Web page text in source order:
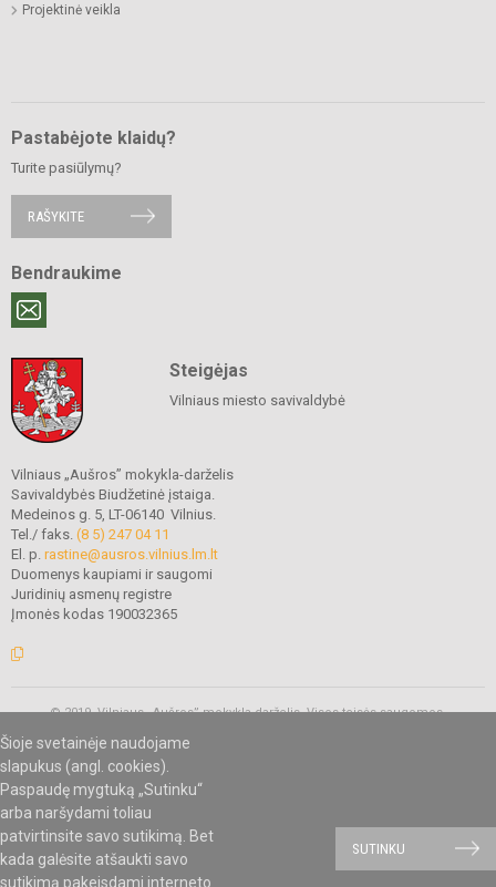
Šioje svetainėje naudojame
slapukus (angl. cookies).
Paspaudę mygtuką „Sutinku“
arba naršydami toliau
patvirtinsite savo sutikimą. Bet
kada galėsite atšaukti savo
sutikimą pakeisdami interneto
SUTINKU
Projektinė veikla
Pastabėjote klaidų?
Turite pasiūlymų?
RAŠYKITE
Bendraukime
Steigėjas
Vilniaus miesto savivaldybė
Vilniaus „Aušros” mokykla-darželis
Savivaldybės Biudžetinė įstaiga.
Medeinos g. 5, LT-06140 Vilnius.
Tel./ faks. (8 5) 247 04 11
El. p. rastine@ausros.vilnius.lm.lt
Duomenys kaupiami ir saugomi
Juridinių asmenų registre
Įmonės kodas 190032365
© 2019. Vilniaus „Aušros” mokykla-darželis. Visos teisės saugomos.
SVETAINESMOKYKLOMS.LT